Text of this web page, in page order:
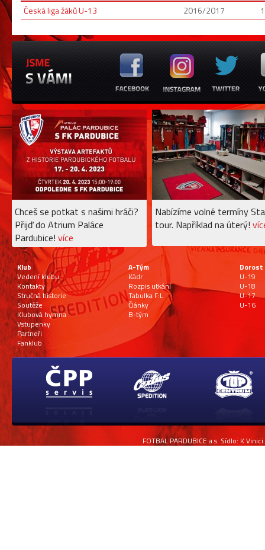
Česká liga žáků U-13
2016/2017
Chceš se potkat s našimi hráči?
Přijď do Atrium Paláce
Pardubice! více
Nabízíme volné termíny
tour. Například na úterý!
Klub
Vedení klubu
Kontakty
Stručná historie
Soutěže
Klubová hymna
Vstupenky
Partneři
Fanklub
A-Tým
Kádr
Rozpis utkání
Tabulka F:L
Články
B-tým
Dorost
U-19
U-18
U-17
U-16
FOTBAL PARDUBICE a.s. Sídlo: K